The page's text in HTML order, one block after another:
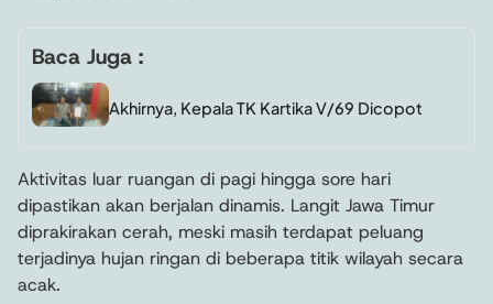
Baca Juga :
Akhirnya, Kepala TK Kartika V/69 Dicopot
Aktivitas luar ruangan di pagi hingga sore hari
dipastikan akan berjalan dinamis. Langit Jawa Timur
diprakirakan cerah, meski masih terdapat peluang
terjadinya hujan ringan di beberapa titik wilayah secara
acak.